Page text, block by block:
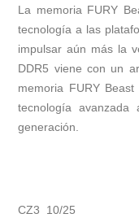
La memoria FURY
tecnología a las
impulsar aún más la
DDR5 viene con un
memoria FURY
tecnología
generación.
CZ3 10/25